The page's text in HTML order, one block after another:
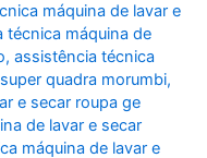
máquina de lavar e
técnica máquina de
,assistência técnica
quadra morumbi,
e secar roupa ge
de lavar e secar
máquina de lavar e